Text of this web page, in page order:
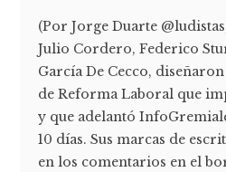
(Por Jorge Duarte
Julio Cordero, Federico
García De Cecco,
de Reforma Laboral que
y que adelantó
10 días. Sus marcas de
en los comentarios en el